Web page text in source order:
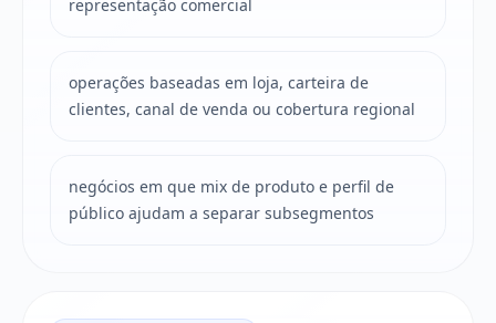
representação comercial
operações baseadas em loja, carteira de
clientes, canal de venda ou cobertura regional
negócios em que mix de produto e perfil de
público ajudam a separar subsegmentos